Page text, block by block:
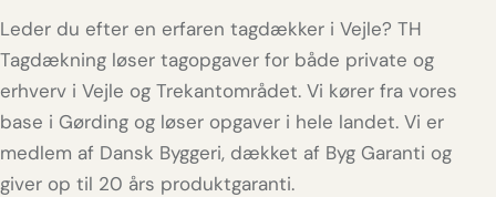
Leder du efter en erfaren tagdækker i Vejle? TH
Tagdækning løser tagopgaver for både private og
erhverv i Vejle og Trekantområdet. Vi kører fra vores
base i Gørding og løser opgaver i hele landet. Vi er
medlem af Dansk Byggeri, dækket af Byg Garanti og
giver op til 20 års produktgaranti.